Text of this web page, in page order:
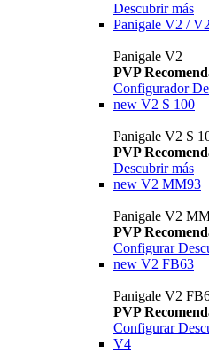
Descubrir más
Panigale V2 /
Panigale V2
PVP
Configurador
new V2 S 100
Panigale V2 S
PVP
Descubrir más
new V2 MM93
Panigale V2
PVP
Configurar
new V2 FB63
Panigale V2
PVP
Configurar
V4